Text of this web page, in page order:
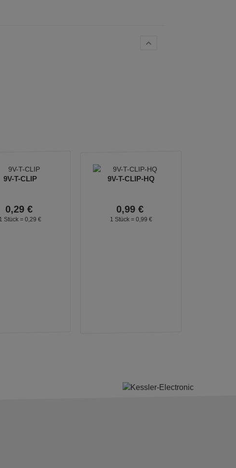
9V-T-CLIP
0,29 €
1 Stück = 0, 29 €
9V-T-CLIP-HQ
0,99 €
1 Stück = 0, 99 €